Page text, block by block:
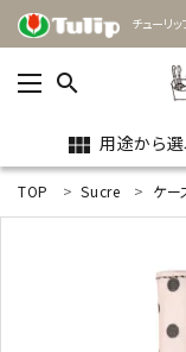
チューリ
search
view_module 用途から
ACCOUNT MENU
TOP Sucre ケー